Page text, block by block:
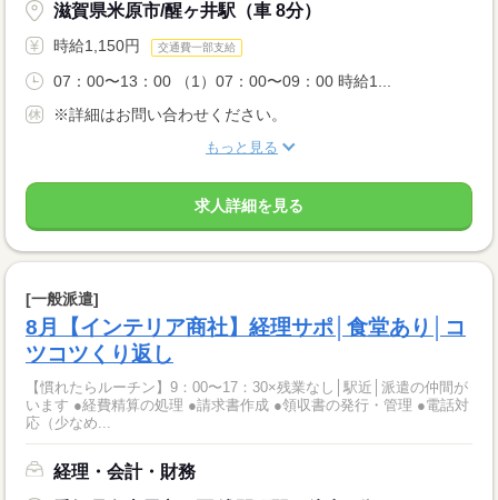
滋賀県米原市/醒ヶ井駅（車 8分）
時給1,150円 交通費一部支給
07：00〜13：00 （1）07：00〜09：00 時給1...
※詳細はお問い合わせください。
もっと見る
求人詳細を見る
[一般派遣]
8月【インテリア商社】経理サポ│食堂あり│コ
ツコツくり返し
【慣れたらルーチン】9：00〜17：30×残業なし│駅近│派遣の仲間が
います ●経費精算の処理 ●請求書作成 ●領収書の発行・管理 ●電話対
応（少なめ...
経理・会計・財務